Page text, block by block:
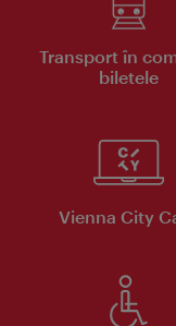
Transport în
biletele
Vienna City